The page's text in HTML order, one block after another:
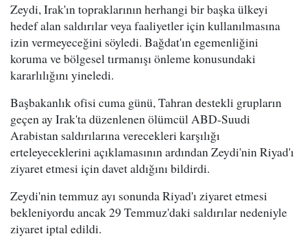
Zeydi, Irak'ın topraklarının herhangi bir başka ülkeyi
hedef alan saldırılar veya faaliyetler için kullanılmasına
izin vermeyeceğini söyledi. Bağdat'ın egemenliğini
koruma ve bölgesel tırmanışı önleme konusundaki
kararlılığını yineledi.
Başbakanlık ofisi cuma günü, Tahran destekli grupların
geçen ay Irak'ta düzenlenen ölümcül ABD-Suudi
Arabistan saldırılarına verecekleri karşılığı
erteleyeceklerini açıklamasının ardından Zeydi'nin Riyad'ı
ziyaret etmesi için davet aldığını bildirdi.
Zeydi'nin temmuz ayı sonunda Riyad'ı ziyaret etmesi
bekleniyordu ancak 29 Temmuz'daki saldırılar nedeniyle
ziyaret iptal edildi.